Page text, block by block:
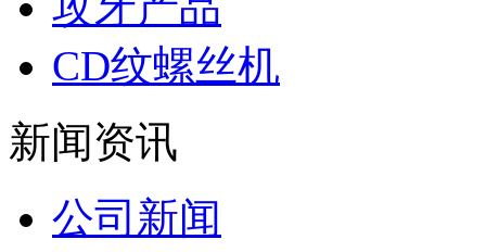
CD纹螺丝机
新闻资讯
公司新闻